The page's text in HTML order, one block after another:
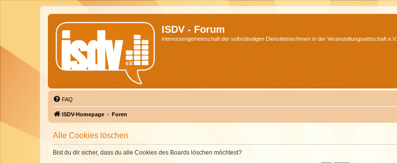
ISDV - Forum
Interessengemeinschaft der selbständigen Dienstleister/Innen in der Veranstaltungswirtschaft e.V.
FAQ
ISDV-Homepage Foren
Alle Cookies löschen
Bist du dir sicher, dass du alle Cookies des Boards löschen möchtest?